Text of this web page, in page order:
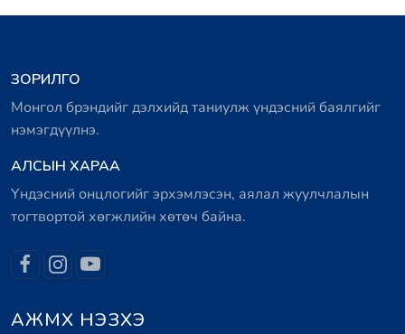
ЗОРИЛГО
Монгол брэндийг дэлхийд таниулж үндэсний баялгийг
нэмэгдүүлнэ.
АЛСЫН ХАРАА
Үндэсний онцлогийг эрхэмлэсэн, аялал жуулчлалын
тогтвортой хөгжлийн хөтөч байна.
АЖМХ НЭЗХЭ